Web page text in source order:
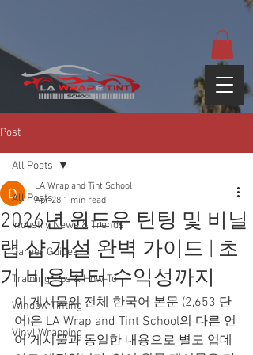
Post
All Posts
Industry News & Trends
Career Guides
Training Tips & How-To
Window Tinting
Vinyl Wrapping
All Posts
2026년 윈도우 틴팅 및 비닐
랩 샵 개설 완벽 가이드 | 초
기 비용부터 수익성까지
LA Wrap and Tint School
Apr 28 1 min read
이 게시물의 전체 한국어 본문 (2,653 단
어)은 LA Wrap and Tint School의 다른 언
어 게시물과 동일한 내용으로 별도 업데